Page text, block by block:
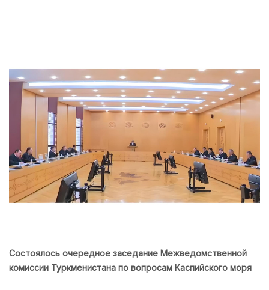
Состоялось очередное заседание Межведомственной
комиссии Туркменистана по вопросам Каспийского моря